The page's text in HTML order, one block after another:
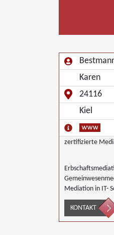
Karen
24116
Kiel
zertifizierte
Mediation in IT-
Mediation im
Mediation bei
KONTAKT